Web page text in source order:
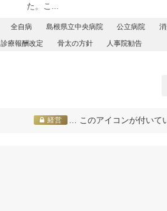
た。こ...
全自病 島根県立中央病院 公立病院
診療報酬改定 骨太の方針 人事院勧告
経営 … このアイコンが付いて